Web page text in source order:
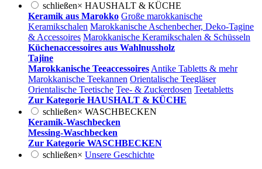
schließen× HAUSHALT & KÜCHE
Keramik aus Marokko Große marokkanische
Keramikschalen Marokkanische Aschenbecher, Deko-Tagine
& Accessoires Marokkanische Keramikschalen & Schüsseln
Küchenaccessoires aus Wahlnussholz
Tajine
Marokkanische Teeaccessoires Antike Tabletts & mehr
Marokkanische Teekannen Orientalische Teegläser
Orientalische Teetische Tee- & Zuckerdosen Teetabletts
Zur Kategorie HAUSHALT & KÜCHE
schließen× WASCHBECKEN
Keramik-Waschbecken
Messing-Waschbecken
Zur Kategorie WASCHBECKEN
schließen× Unsere Geschichte